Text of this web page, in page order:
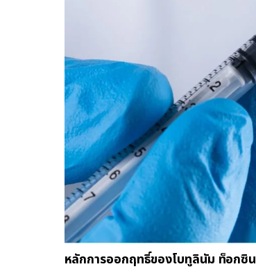
หลักการออกฤทธิ์ของโบทูลินัม ท็อกซิน